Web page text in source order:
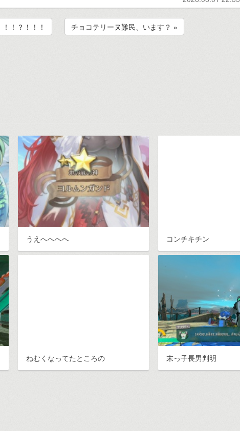
！！？！！！ チョコテリーヌ難民、います？ »
うえへへへへ コンチキチン
ねむくなってたところの 末っ子長男判明